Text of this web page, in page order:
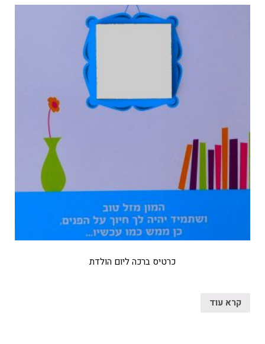
כרטיס ברכה ליום הולדת
קרא עוד